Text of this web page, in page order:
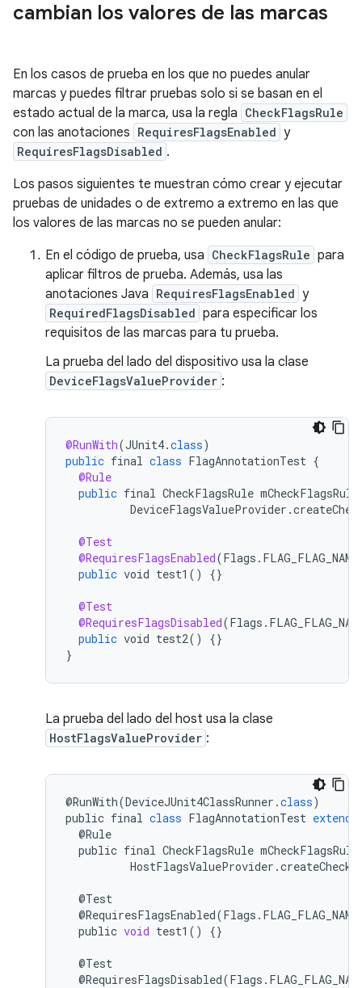
cambian los valores de las marcas
En los casos de prueba en los que no puedes anular
marcas y puedes filtrar pruebas solo si se basan en el
estado actual de la marca, usa la regla CheckFlagsRule
con las anotaciones RequiresFlagsEnabled y
RequiresFlagsDisabled .
Los pasos siguientes te muestran cómo crear y ejecutar
pruebas de unidades o de extremo a extremo en las que
los valores de las marcas no se pueden anular:
En el código de prueba, usa CheckFlagsRule para
aplicar filtros de prueba. Además, usa las
anotaciones Java RequiresFlagsEnabled y
RequiredFlagsDisabled para especificar los
requisitos de las marcas para tu prueba.
La prueba del lado del dispositivo usa la clase
DeviceFlagsValueProvider :
@RunWith(JUnit4.class)
public final class FlagAnnotationTest {
@Rule
public final CheckFlagsRule mCheckFlagsRule
DeviceFlagsValueProvider .
@Test
@RequiresFlagsEnabled(Flags .
public void test1 () {}
@Test
@RequiresFlagsDisabled(Flags .
public void test2()
{}
}
La prueba del lado del host usa la clase
HostFlagsValueProvider :
@RunWith(DeviceJUnit4ClassRunner .class)
public final class FlagAnnotationTest extends
@Rule
public final CheckFlagsRule mCheckFlagsRule
HostFlagsValueProvider .
@Test
@RequiresFlagsEnabled(Flags .
public void test1 () {}
@Test
@RequiresFlagsDisabled(Flags .